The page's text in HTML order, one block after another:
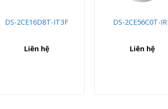
DS-2CE16D8T-IT3F
Liên hệ
DS-2CE56C0T-
Liên hệ